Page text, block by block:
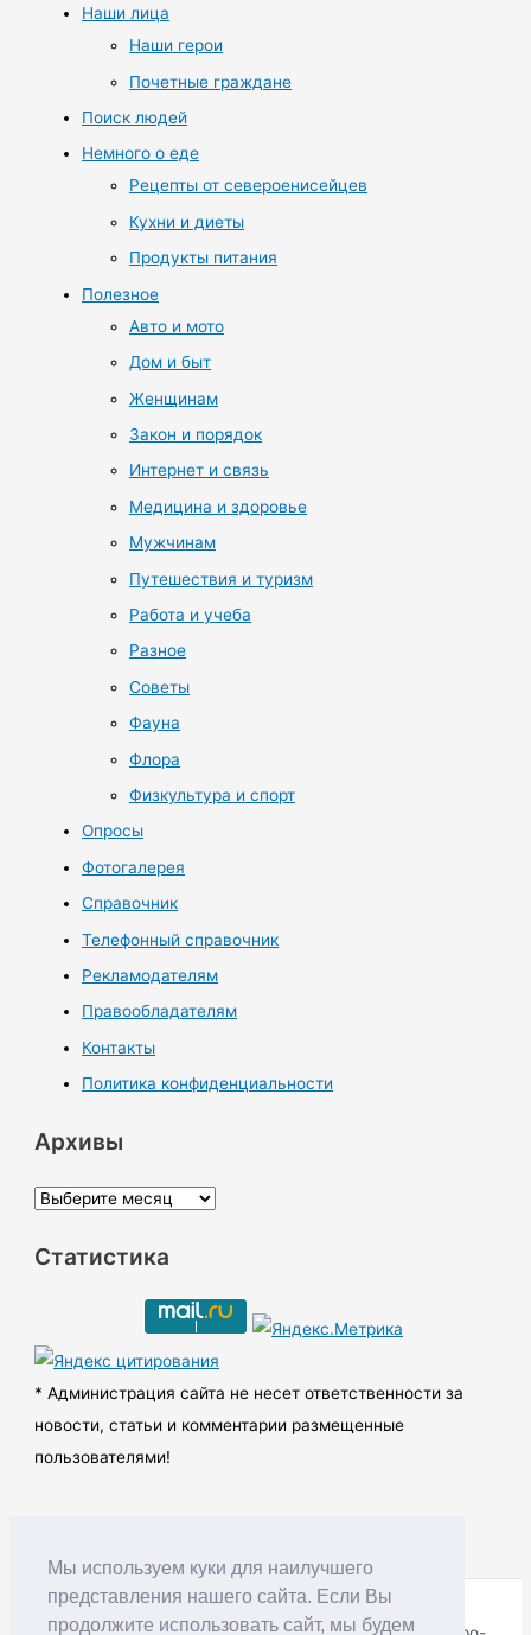
Мы используем куки для наилучшего
представления нашего сайта. Если Вы
продолжите использовать сайт, мы будем
Наши лица
Наши герои
Почетные граждане
Поиск людей
Немного о еде
Рецепты от североенисейцев
Кухни и диеты
Продукты питания
Полезное
Авто и мото
Дом и быт
Женщинам
Закон и порядок
Интернет и связь
Медицина и здоровье
Мужчинам
Путешествия и туризм
Работа и учеба
Разное
Советы
Фауна
Флора
Физкультура и спорт
Опросы
Фотогалерея
Справочник
Телефонный справочник
Рекламодателям
Правообладателям
Контакты
Политика конфиденциальности
Архивы
А
х
ы
Статистика
* Администрация сайта не несет ответственности за
новости, статьи и комментарии размещенные
пользователями!